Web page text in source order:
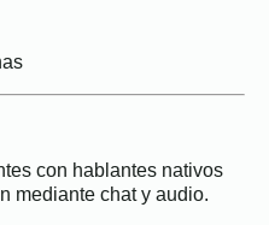
con hablantes nativos
mediante chat y audio.